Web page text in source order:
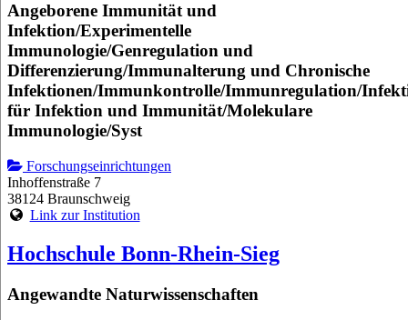
Angeborene Immunität und
Infektion/Experimentelle
Immunologie/Genregulation und
Differenzierung/Immunalterung und Chronische
Infektionen/Immunkontrolle/Immunregulation/
für Infektion und Immunität/Molekulare
Immunologie/Syst
Forschungseinrichtungen
Inhoffenstraße 7
38124 Braunschweig
Link zur Institution
Hochschule Bonn-Rhein-Sieg
Angewandte Naturwissenschaften